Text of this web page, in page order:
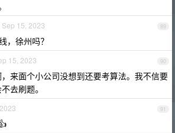
89
Sep 15, 2023
，徐州吗？
90
15, 2023
来面个小公司没想到还要考算法。我不信要
去刷题。
91